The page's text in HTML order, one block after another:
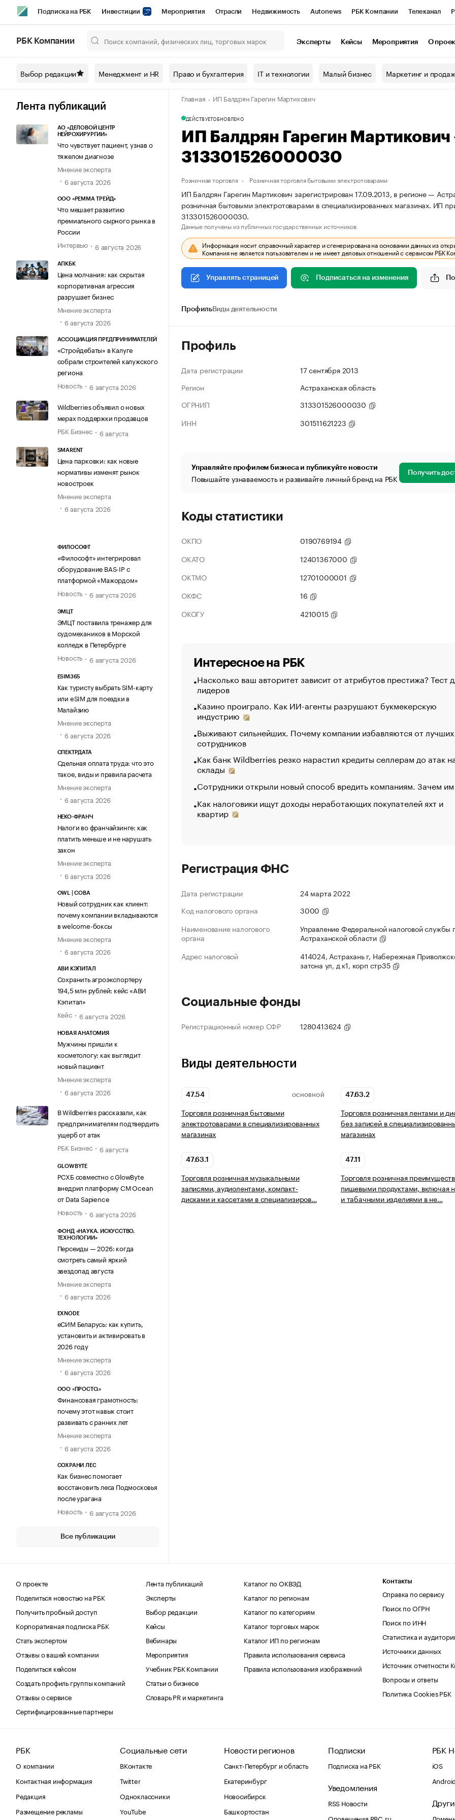
Подписка на РБК Инвестиции Мероприятия Отрасли Недвижимость Autonews РБК Компании Телеканал
Спецпроекты СПб Конференции СПб Спецпроекты Проверка контрагентов
Технологии и медиа Рынок наличной валюты
РБК Компании Эксперты Кейсы Мероприятия О
Выбор редакции Менеджмент и HR Право и бухгалтерия IT и технологии Малый бизнес Маркетинг и
Лента публикаций
АО «ДЕЛОВОЙ ЦЕНТР
НЕЙРОХИРУРГИИ»
Что чувствует пациент, узнав о
тяжелом диагнозе
Мнение эксперта
6 августа 2026
ООО «РЕММА ТРЕЙД»
Что мешает развитию
премиального сырного рынка в
России
Интервью
6 августа 2026
АПКБК
Цена молчания: как скрытая
корпоративная агрессия
разрушает бизнес
Мнение эксперта
6 августа 2026
АССОЦИАЦИЯ ПРЕДПРИНИМАТЕЛЕЙ
«Стройдебаты» в Калуге
собрали строителей калужского
региона
Новость
6 августа 2026
Wildberries объявил о новых
мерах поддержки продавцов
РБК Бизнес
6 августа
SMARENT
Цена парковки: как новые
нормативы изменят рынок
новостроек
Мнение эксперта
6 августа 2026
ФИЛОСОФТ
«Философт» интегрировал
оборудование BAS-IP с
платформой «Мажордом»
Новость
6 августа 2026
ЭМЦТ
ЭМЦТ поставила тренажер для
судомехаников в Морской
колледж в Петербурге
Новость
6 августа 2026
ESIM365
Как туристу выбрать SIM-карту
или eSIM для поездки в
Малайзию
Мнение эксперта
6 августа 2026
СПЕКТРДАТА
Сдельная оплата труда: что это
такое, виды и правила расчета
Мнение эксперта
6 августа 2026
НЕКО-ФРАНЧ
Налоги во франчайзинге: как
платить меньше и не нарушать
закон
Мнение эксперта
6 августа 2026
OWL | СОВА
Новый сотрудник как клиент:
почему компании вкладываются
в welcome-боксы
Мнение эксперта
6 августа 2026
АВИ КЭПИТАЛ
Сохранить агроэкспортеру
194,5 млн рублей: кейс «АВИ
Кэпитал»
Кейс
6 августа 2026
НОВАЯ АНАТОМИЯ
Мужчины пришли к
косметологу: как выглядит
новый пациент
Мнение эксперта
6 августа 2026
В Wildberries рассказали, как
предпринимателям подтвердить
ущерб от атак
РБК Бизнес
6 августа
GLOWBYTE
РСХБ совместно с GlowByte
внедрил платформу CM Ocean
от Data Sapience
Новость
6 августа 2026
ФОНД «НАУКА. ИСКУССТВО.
ТЕХНОЛОГИИ»
Персеиды — 2026: когда
смотреть самый яркий
звездопад августа
Мнение эксперта
6 августа 2026
EXNODE
еСИМ Беларусь: как купить,
установить и активировать в
2026 году
Мнение эксперта
6 августа 2026
ООО «ПРОСТО.»
Финансовая грамотность:
почему этот навык стоит
развивать с ранних лет
Мнение эксперта
6 августа 2026
СОХРАНИ ЛЕС
Как бизнес помогает
восстановить леса Подмосковья
после урагана
Новость
6 августа 2026
Все публикации
Главная ИП Балдрян Гарегин Мартикович
ДЕЙСТВУЕТОБНОВЛЕНО
ИП Балдрян Гарегин
313301526000030
Розничная торговля Розничная торговля бытовыми электротоварами
ИП Балдрян Гарегин Мартикович зарегистрирован 17.09.2013, в регионе —
розничная бытовыми электротоварами в специализированных магазинах. ИП
313301526000030.
Данные получены из публичных государственных источников.
Информация носит справочный характер и сгенерирована на основании данных из
Компания не является пользователем и не имеет деловых отношений с сервисом РБК
Управлять страницей Подписаться на изменения
ПрофильВиды деятельности
Профиль
Дата регистрации
17 сентября 2013
Регион
Астраханская область
ОГРНИП
313301526000030
ИНН
301511621223
Управляйте профилем бизнеса и публикуйте новости
Повышайте узнаваемость и развивайте личный бренд на РБК Получить
Коды статистики
ОКПО
0190769194
ОКАТО
12401367000
ОКТМО
12701000001
ОКФС
16
ОКОГУ
4210015
Интересное на РБК
Насколько ваш авторитет зависит от атрибутов престижа? Тест
лидеров
Казино проиграло. Как ИИ-агенты разрушают букмекерскую
индустрию
Выживают сильнейших. Почему компании избавляются от лучших
сотрудников
Как банк Wildberries резко нарастил кредиты селлерам до атак
склады
Сотрудники открыли новый способ вредить компаниям. Зачем
Как налоговики ищут доходы неработающих покупателей яхт и
квартир
Регистрация ФНС
Дата регистрации
24 марта 2022
Код налогового органа
3000
Наименование налогового
органа
Управление Федеральной налоговой службы
Астраханской области
Адрес налоговой
414024, Астрахань г, Набережная
затона ул, д к1, корп стр35
Социальные фонды
Регистрационный номер СФР 1280413624
Виды деятельности
47.54 ОСНОВНОЙ
Торговля розничная бытовыми
электротоварами в специализированных
магазинах
47.63.2
Торговля розничная лентами и
без записей в
магазинах
47.63.1
Торговля розничная музыкальными
записями, аудиолентами, компакт-
дисками и кассетами в специализиров…
47.11
Торговля розничная
пищевыми продуктами, включая
и табачными изделиями в не…
О проекте
Поделиться новостью на РБК
Получить пробный доступ
Корпоративная подписка РБК
Стать экспертом
Отзывы о вашей компании
Поделиться кейсом
Создать профиль группы компаний
Отзывы о сервисе
Сертифицированные партнеры
Лента публикаций
Эксперты
Выбор редакции
Кейсы
Вебинары
Мероприятия
Учебник РБК Компании
Статьи о бизнесе
Словарь PR и маркетинга
Каталог по ОКВЭД
Каталог по регионам
Каталог по категориям
Каталог торговых марок
Каталог ИП по регионам
Правила использования сервиса
Правила использования изображений
Контакты
Справка по сервису
Поиск по ОГРН
Поиск по ИНН
Статистика и
Источники данных
Источник отчетности
Вопросы и ответы
Политика Cookies РБК
РБК
О компании
Контактная информация
Редакция
Размещение рекламы
Социальные сети
ВКонтакте
Twitter
Одноклассники
YouTube
Новости регионов
Санкт-Петербург и область
Екатеринбург
Новосибирск
Башкортостан
Подписки
Подписка на РБК
Уведомления
RSS Новости
Оповещения RBC.ru
РБК
iOS